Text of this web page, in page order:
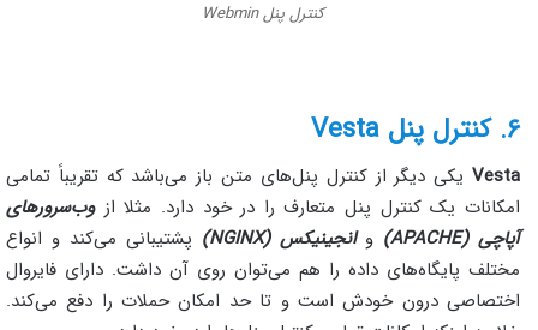
کنترل پنل Webmin
۶. کنترل پنل Vesta
Vesta یکی دیگر از کنترل پنل‌های متن باز می‌باشد که تقریباً تمامی
امکانات یک کنترل پنل متعارف را در خود دارد. مثلا ازوب‌سرورهای
آپاچی (APACHE)
وانجینیکس (NGINX)
پشتیبانی می‌کند و انواع
مختلف پایگاه‌های داده را هم می‌توان روی آن داشت. دارای فایروال
اختصاصی درون خودش است و تا حد امکان حملات را دفع می‌کند.